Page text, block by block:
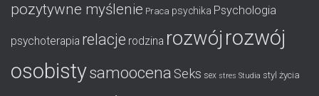
pozytywne myślenie Praca psychika Psychologia
psychoterapia relacje rodzina rozwój rozwój
osobistysamoocena Seks sex stres Studia styl życia